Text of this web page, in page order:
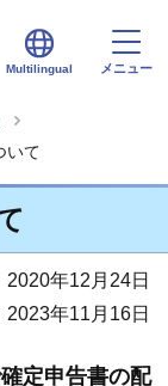
Multilingual メニュー
いて
2020年12月24日
2023年11月16日
定申告書の配